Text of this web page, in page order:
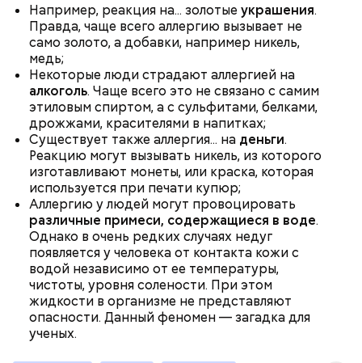
Например, реакция на... золотые украшения.
Правда, чаще всего аллергию вызывает не
само золото, а добавки, например никель,
медь;
Некоторые люди страдают аллергией на
алкоголь. Чаще всего это не связано с самим
этиловым спиртом, а с сульфитами, белками,
дрожжами, красителями в напитках;
Существует также аллергия... на деньги.
Реакцию могут вызывать никель, из которого
изготавливают монеты, или краска, которая
используется при печати купюр;
Аллергию у людей могут провоцировать
различные примеси, содержащиеся в воде.
Однако в очень редких случаях недуг
появляется у человека от контакта кожи с
водой независимо от ее температуры,
чистоты, уровня солености. При этом
жидкости в организме не представляют
опасности. Данный феномен — загадка для
ученых.
День «Счастье случается»
Противень ставится в духовку, разогретую до 180–
190 градусов. Спагетти из кабачка нужно запекать
25–30 минут.